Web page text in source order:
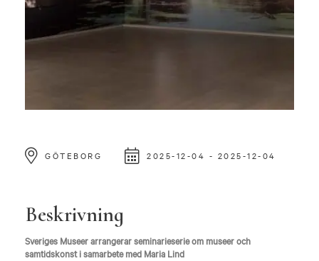
GÖTEBORG 2025-12-04 - 2025-12-04
Beskrivning
Sveriges Museer arrangerar seminarieserie om museer och
samtidskonst i samarbete med Maria Lind